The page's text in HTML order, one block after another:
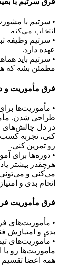
فرق سرتیم با
• سرتیم با
انتخاب می‌کنه.
• سرتیم وظیفه
عهده داره.
• سرتیم باید
مطمئن بشه که
فرق مأموریت و
• مأموریت‌ها
طراحی شدن.
در دل چالش‌های
کنی، تجربه کسب
رو تمرین کنی.
• دوره‌ها برای
هرچقدر بیشتر
می‌کنی و
انجام بدی و
فرق مأموریت
• مأموریت‌های
بدی و امتیازش
• مأموریت‌های
مأموریت‌ها رو
همه اعضا